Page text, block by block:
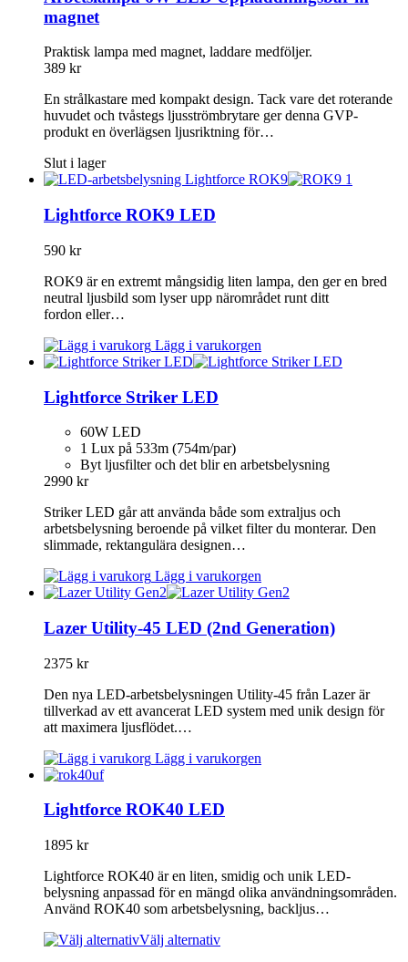
magnet
Praktisk lampa med magnet, laddare medföljer.
389 kr
En strålkastare med kompakt design. Tack vare det roterande
huvudet och tvåstegs ljusströmbrytare ger denna GVP-
produkt en överlägsen ljusriktning för…
Slut i lager
Lightforce ROK9 LED
590 kr
ROK9 är en extremt mångsidig liten lampa, den ger en bred
neutral ljusbild som lyser upp närområdet runt ditt
fordon eller…
Lägg i varukorgen
Lightforce Striker LED
60W LED
1 Lux på 533m (754m/par)
Byt ljusfilter och det blir en arbetsbelysning
2990 kr
Striker LED går att använda både som extraljus och
arbetsbelysning beroende på vilket filter du monterar. Den
slimmade, rektangulära designen…
Lägg i varukorgen
Lazer Utility-45 LED (2nd Generation)
2375 kr
Den nya LED-arbetsbelysningen Utility-45 från Lazer är
tillverkad av ett avancerat LED system med unik design för
att maximera ljusflödet.…
Lägg i varukorgen
Lightforce ROK40 LED
1895 kr
Lightforce ROK40 är en liten, smidig och unik LED-
belysning anpassad för en mängd olika användningsområden.
Använd ROK40 som arbetsbelysning, backljus…
Välj alternativ